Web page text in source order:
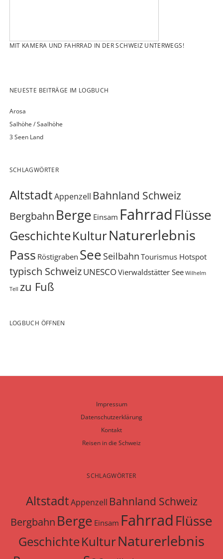
MIT KAMERA UND FAHRRAD IN DER SCHWEIZ UNTERWEGS!
NEUESTE BEITRÄGE IM LOGBUCH
Arosa
Salhöhe / Saalhöhe
3 Seen Land
SCHLAGWÖRTER
AltstadtAppenzell Bahnland Schweiz
Bergbahn Berge Einsam FahrradFlüsse
GeschichteKulturNaturerlebnis
Pass Röstigraben See Seilbahn Tourismus Hotspot
typisch SchweizUNESCOVierwaldstätter See Wilhelm
Tell zu Fuß
LOGBUCH ÖFFNEN
Impressum
Datenschutzerklärung
Kontakt
Reisen in die Schweiz
SCHLAGWÖRTER
AltstadtAppenzell Bahnland Schweiz
Bergbahn Berge Einsam FahrradFlüsse
GeschichteKulturNaturerlebnis